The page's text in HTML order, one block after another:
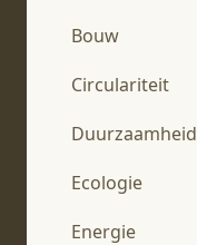
Bouw
Circulariteit
Duurzaamheid
Ecologie
Energie